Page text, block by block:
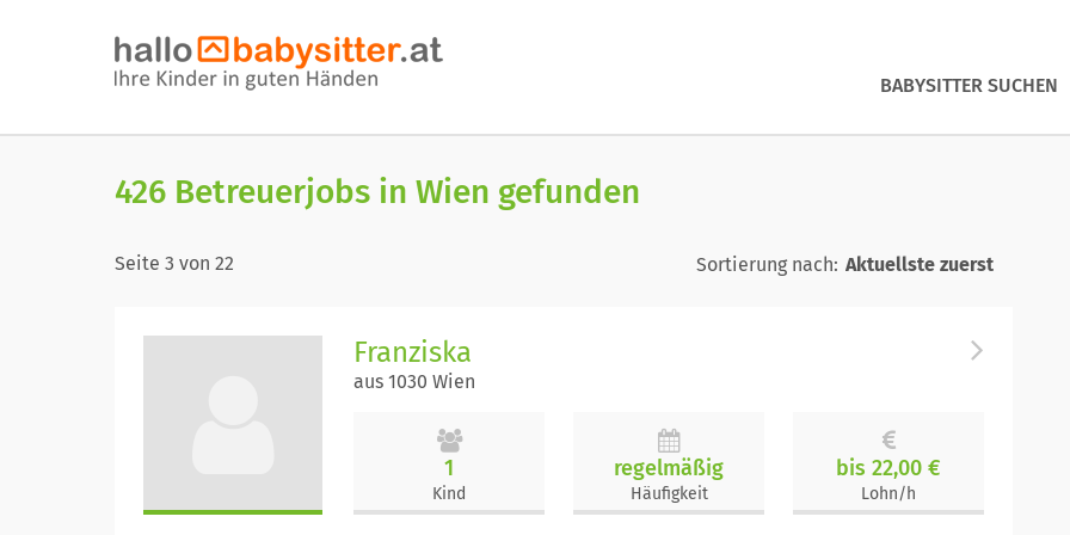
BABYSITTER SUCHEN
426 Betreuerjobs in Wien gefunden
Seite 3 von 22 Sortierung nach:
Franziska
aus 1030 Wien
1
Kind
regelmäßig
Häufigkeit
bis 22,00 €
Lohn/h